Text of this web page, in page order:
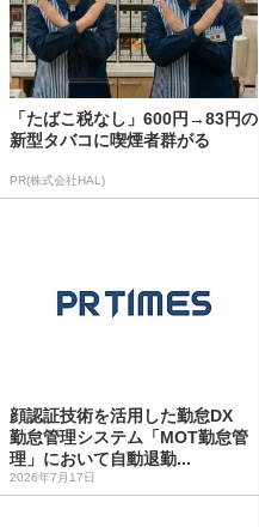
「たばこ税なし」600円→83円の
新型タバコに喫煙者群がる
PR(株式会社HAL)
顔認証技術を活用した勤怠DX
勤怠管理システム「MOT勤怠管
理」において自動退勤...
2026年7月17日